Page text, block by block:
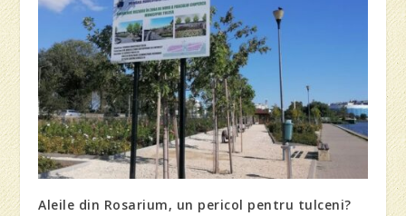
Aleile din Rosarium, un pericol pentru tulceni?